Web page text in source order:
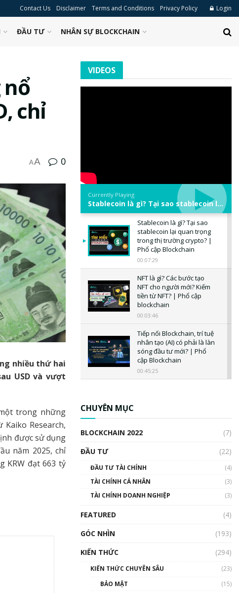
Contact Us Disclaimer Terms and Conditions Privacy Policy Login
ĐẦU TƯ NHÂN SỰ BLOCKCHAIN
chỉ
AA 0
nhiều thứ hai
USD và vượt
trong những
Kaiko Research,
được sử dụng
năm 2025, chỉ
KRW đạt 663 tỷ
VIDEOS
Currently Playing
Stablecoin là gì? Tại sao stablecoin lại quan trọng trong thị trường crypto? | Phổ cập Blockchain
Stablecoin là gì? Tại sao
stablecoin lại quan trọng
trong thị trường crypto? |
Phổ cập Blockchain
00:07:29
NFT là gì? Các bước tạo
NFT cho người mới? Kiếm
tiền từ NFT? | Phổ cập
blockchain
00:03:46
Tiếp nối Blockchain, trí tuệ
nhân tạo (AI) có phải là làn
sóng đầu tư mới? | Phổ
cập Blockchain
00:45:25
uptrend trong năm 2023? |
Phổ cập Blockchain
00:02:14
Nhìn lại năm 2022: Những
nhân vật ảnh hưởng nhất
hệ sinh thái tiền mã hoá |
CHUYÊN MỤC
BLOCKCHAIN 2022
(7)
ĐẦU TƯ
(22)
ĐẦU TƯ TÀI CHÍNH
(4)
TÀI CHÍNH CÁ NHÂN
(3)
TÀI CHÍNH DOANH NGHIỆP
(3)
FEATURED
(4)
GÓC NHÌN
(193)
KIẾN THỨC
(294)
KIẾN THỨC CHUYÊN SÂU
(23)
BẢO MẬT
(15)